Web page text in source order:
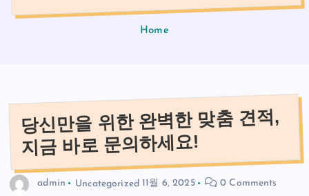
Home
당신만을 위한 완벽한 맞춤 견적,
지금 바로 문의하세요!
admin Uncategorized 11월 6, 2025 0 Comments